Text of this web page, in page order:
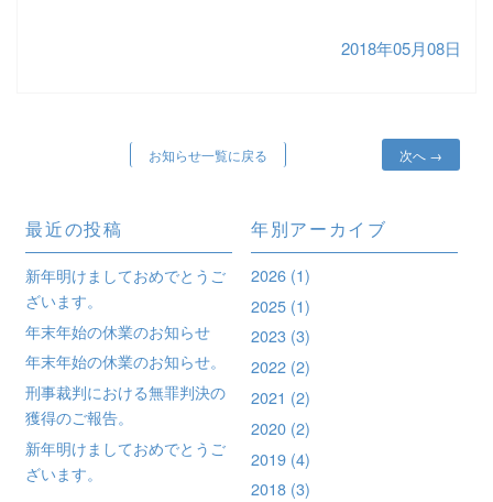
2018年05月08日
ナ
ビ
ゲ
ー
シ
ョ
ン
お知らせ一覧に戻る 次へ →
最近の投稿
新年明けましておめでとうご
ざいます。
年末年始の休業のお知らせ
年末年始の休業のお知らせ。
刑事裁判における無罪判決の
獲得のご報告。
新年明けましておめでとうご
ざいます。
年別アーカイブ
2026 (1)
2025 (1)
2023 (3)
2022 (2)
2021 (2)
2020 (2)
2019 (4)
2018 (3)